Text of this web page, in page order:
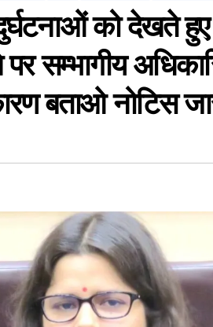
को देखते हुए
सम्भागीय
बताओ नोटिस